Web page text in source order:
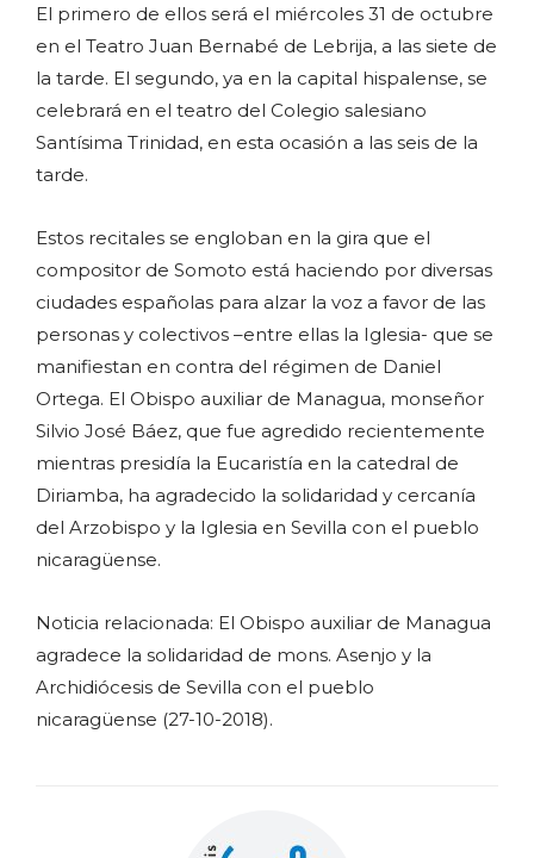
El primero de ellos será el miércoles 31 de octubre
en el Teatro Juan Bernabé de Lebrija, a las siete de
la tarde. El segundo, ya en la capital hispalense, se
celebrará en el teatro del Colegio salesiano
Santísima Trinidad, en esta ocasión a las seis de la
tarde.
Estos recitales se engloban en la gira que el
compositor de Somoto está haciendo por diversas
ciudades españolas para alzar la voz a favor de las
personas y colectivos –entre ellas la Iglesia- que se
manifiestan en contra del régimen de Daniel
Ortega. El Obispo auxiliar de Managua, monseñor
Silvio José Báez, que fue agredido recientemente
mientras presidía la Eucaristía en la catedral de
Diriamba, ha agradecido la solidaridad y cercanía
del Arzobispo y la Iglesia en Sevilla con el pueblo
nicaragüense.
Noticia relacionada: El Obispo auxiliar de Managua
agradece la solidaridad de mons. Asenjo y la
Archidiócesis de Sevilla con el pueblo
nicaragüense (27-10-2018).